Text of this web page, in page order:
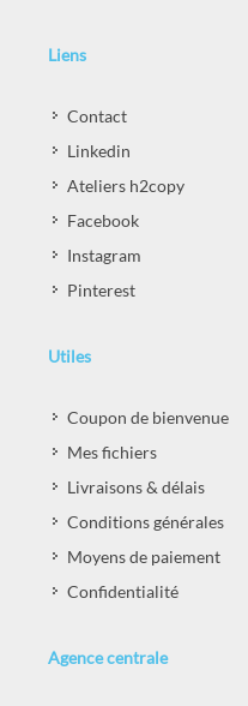
Liens
Contact
Linkedin
Ateliers h2copy
Facebook
Instagram
Pinterest
Utiles
Coupon de bienvenue
Mes fichiers
Livraisons & délais
Conditions générales
Moyens de paiement
Confidentialité
Agence centrale